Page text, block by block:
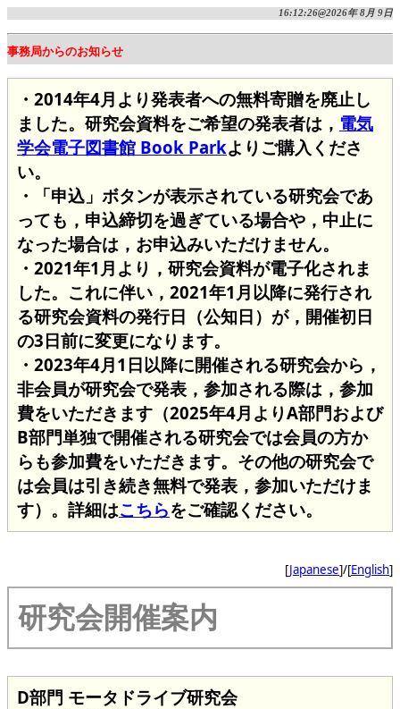
16:12:26@2026年 8月 9日
事務局からのお知らせ
・2014年4月より発表者への無料寄贈を廃止し
ました。研究会資料をご希望の発表者は， 電気
学会電子図書館 Book Parkよりご購入くださ
い。
・「申込」ボタンが表示されている研究会であ
っても，申込締切を過ぎている場合や，中止に
なった場合は，お申込みいただけません。
・2021年1月より，研究会資料が電子化されま
した。これに伴い，2021年1月以降に発行され
る研究会資料の発行日（公知日）が，開催初日
の3日前に変更になります。
・2023年4月1日以降に開催される研究会から，
非会員が研究会で発表，参加される際は，参加
費をいただきます（2025年4月よりA部門および
B部門単独で開催される研究会では会員の方か
らも参加費をいただきます。その他の研究会で
は会員は引き続き無料で発表，参加いただけま
す）。詳細はこちらをご確認ください。
[Japanese]/[English]
研究会開催案内
D部門 モータドライブ研究会